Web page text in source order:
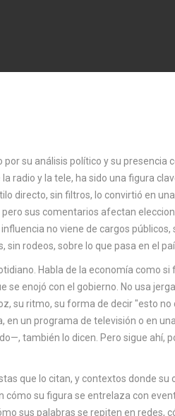
su análisis político y su presencia
la radio y la tele, ha sido una figura
directo, sin filtros, lo convirtió en
sus comentarios afectan
no viene de cargos públicos,
rodeos, sobre lo que pasa en el
Habla de la economía como
enojó con el gobierno. No usa
su ritmo, su forma de decir "esto no
en un programa de televisión o en
también lo dicen. Pero sigue ahí,
que lo citan, y contextos donde su
cómo su figura se entrelaza con
sus palabras se repiten en redes,